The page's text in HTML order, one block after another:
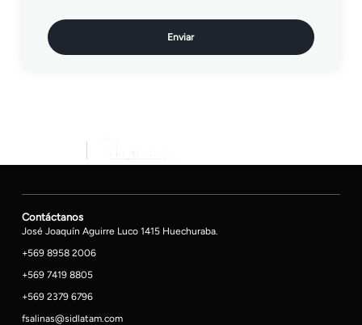
Enviar
Contáctanos
José Joaquín Aguirre Luco 1415 Huechuraba.
+569 8958 2006
+569 7419 8805
+569 2379 6796
fsalinas@sidlatam.com